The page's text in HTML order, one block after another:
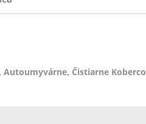
Autoumyvárne, Čistiarne